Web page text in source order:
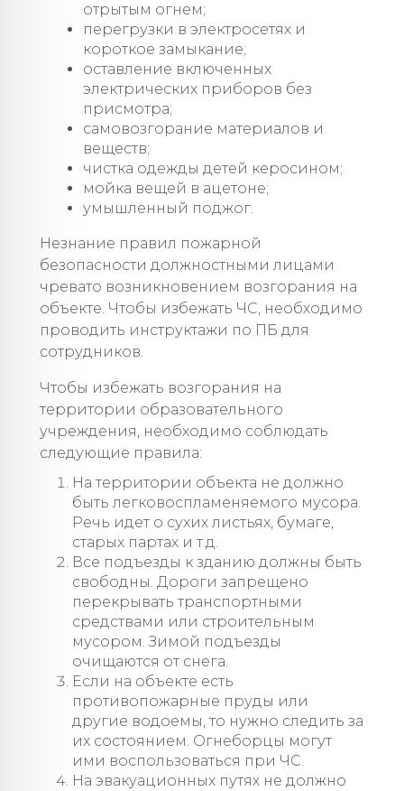
отрытым огнем;
перегрузки в электросетях и
короткое замыкание;
оставление включенных
электрических приборов без
присмотра;
самовозгорание материалов и
веществ;
чистка одежды детей керосином;
мойка вещей в ацетоне;
умышленный поджог.
Незнание правил пожарной
безопасности должностными лицами
чревато возникновением возгорания на
объекте. Чтобы избежать ЧС, необходимо
проводить инструктажи по ПБ для
сотрудников.
Чтобы избежать возгорания на
территории образовательного
учреждения, необходимо соблюдать
следующие правила:
На территории объекта не должно
быть легковоспламеняемого мусора.
Речь идет о сухих листьях, бумаге,
старых партах и т.д.
Все подъезды к зданию должны быть
свободны. Дороги запрещено
перекрывать транспортными
средствами или строительным
мусором. Зимой подъезды
очищаются от снега.
Если на объекте есть
противопожарные пруды или
другие водоемы, то нужно следить за
их состоянием. Огнеборцы могут
ими воспользоваться при ЧС.
На эвакуационных путях не должно